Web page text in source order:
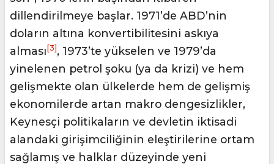
dillendirilmeye başlar. 1971’de ABD’nin
doların altına konvertibilitesini askıya
alması[3], 1973’te yükselen ve 1979’da
yinelenen petrol şoku (ya da krizi) ve hem
gelişmekte olan ülkelerde hem de gelişmiş
ekonomilerde artan makro dengesizlikler,
Keynesçi politikaların ve devletin iktisadi
alandaki girişimciliğinin eleştirilerine ortam
sağlamış ve halklar düzeyinde yeni